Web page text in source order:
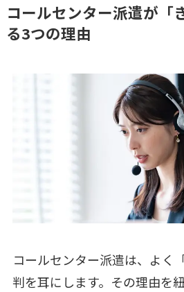
コールセンター派遣が「
る3つの理由
コールセンター派遣は、よく
判を耳にします。その理由を